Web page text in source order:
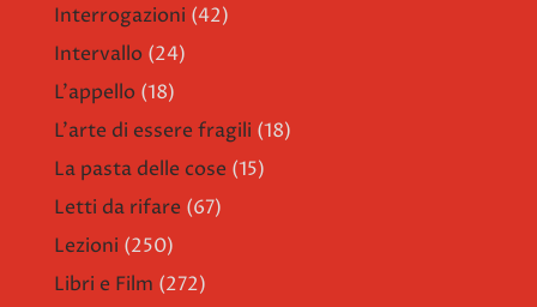
Interrogazioni (42)
Intervallo (24)
L'appello (18)
L'arte di essere fragili (18)
La pasta delle cose (15)
Letti da rifare (67)
Lezioni (250)
Libri e Film (272)